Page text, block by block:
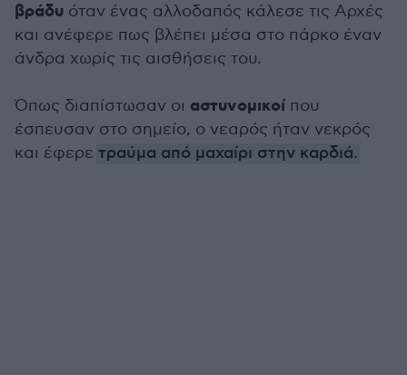
βράδυ όταν ένας αλλοδαπός κάλεσε τις Αρχές
και ανέφερε πως βλέπει μέσα στο πάρκο έναν
άνδρα χωρίς τις αισθήσεις του.
Όπως διαπίστωσαν οι αστυνομικοίπου
έσπευσαν στο σημείο, ο νεαρός ήταν νεκρός
και έφερε τραύμα από μαχαίρι στην καρδιά.